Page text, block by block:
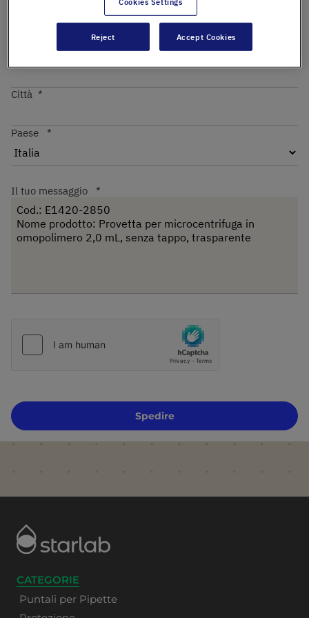
Codice postale
Città
Paese
Il tuo messaggio
Spedire
CATEGORIE
Puntali per Pipette
Reject Accept Cookies